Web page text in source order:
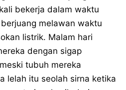
bekerja dalam waktu
melawan waktu
listrik. Malam hari
dengan sigap
tubuh mereka
lelah itu seolah sirna ketika